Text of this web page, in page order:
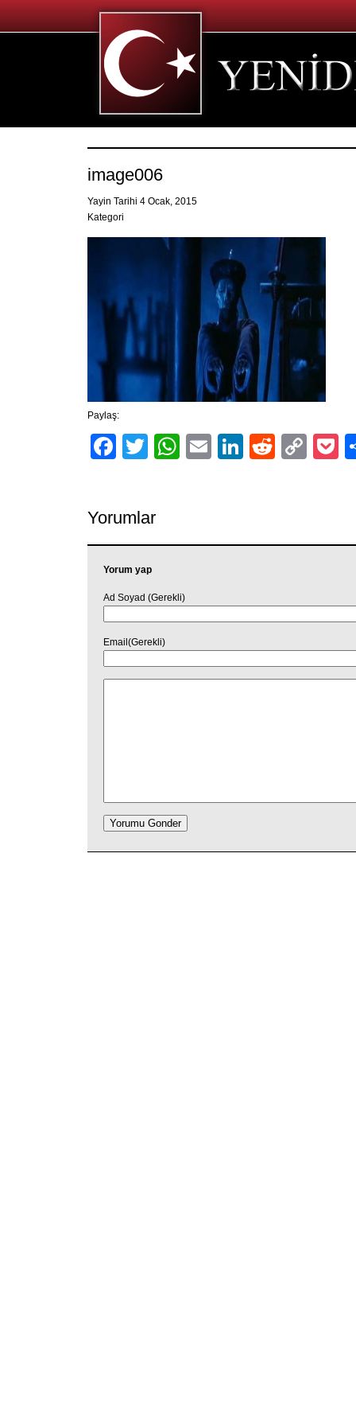
image006
Yayin Tarihi 4 Ocak, 2015
Kategori
Paylaş:
Facebook
TwitterWhatsApp
EmailLinkedIn
Reddit
Yorumlar
Yorum yap
Ad Soyad (Gerekli)
Email(Gerekli)